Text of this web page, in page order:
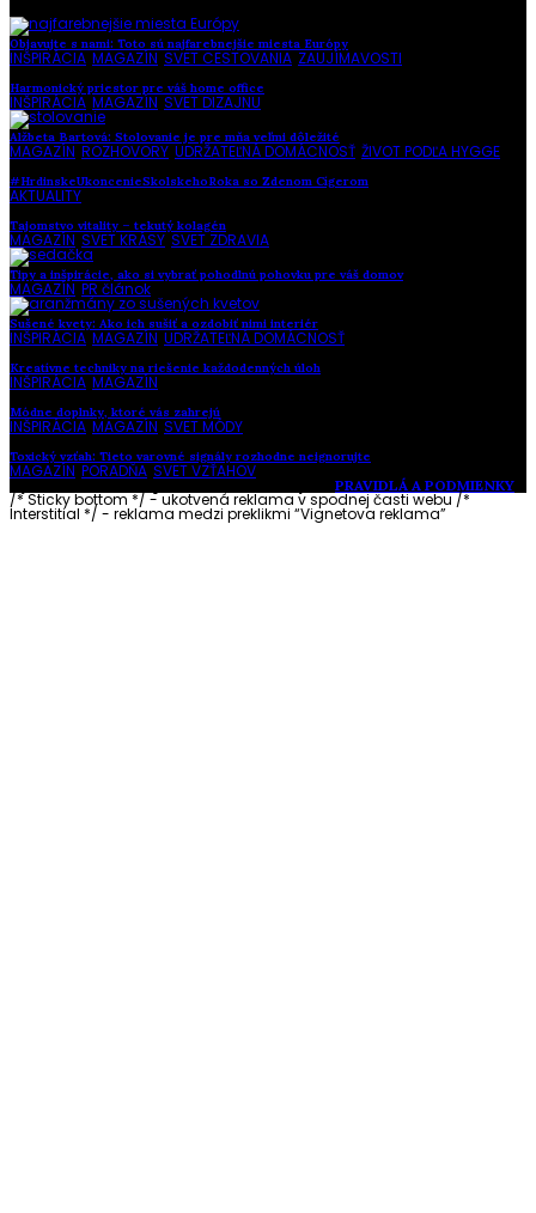
Objavujte s nami: Toto sú najfarebnejšie miesta Európy
INŠPIRÁCIA MAGAZÍN SVET CESTOVANIA ZAUJÍMAVOSTI
Harmonický priestor pre váš home office
INŠPIRÁCIA MAGAZÍN SVET DIZAJNU
Alžbeta Bartová: Stolovanie je pre mňa veľmi dôležité
MAGAZÍN ROZHOVORY UDRŽATEĽNÁ DOMÁCNOSŤ ŽIVOT PODĽA HYGGE
#HrdinskeUkoncenieSkolskehoRoka so Zdenom Cígerom
AKTUALITY
Tajomstvo vitality – tekutý kolagén
MAGAZÍN SVET KRÁSY SVET ZDRAVIA
Tipy a inšpirácie, ako si vybrať pohodlnú pohovku pre váš domov
MAGAZÍN PR článok
Sušené kvety: Ako ich sušiť a ozdobiť nimi interiér
INŠPIRÁCIA MAGAZÍN UDRŽATEĽNÁ DOMÁCNOSŤ
Kreatívne techniky na riešenie každodenných úloh
INŠPIRÁCIA MAGAZÍN
Módne doplnky, ktoré vás zahrejú
INŠPIRÁCIA MAGAZÍN SVET MÓDY
Toxický vzťah: Tieto varovné signály rozhodne neignorujte
MAGAZÍN PORADŇA SVET VZŤAHOV
PRAVIDLÁ A PODMIENKY
/* Sticky bottom */ - ukotvená reklama v spodnej časti webu/*
Interstitial */ - reklama medzi preklikmi “Vignetova reklama”